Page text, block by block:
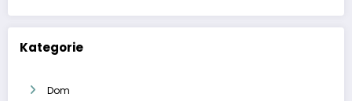
Kategorie
Dom